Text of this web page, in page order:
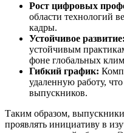
Рост цифровых
области технологий
кадры.
Устойчивое развитие:
устойчивым
фоне глобальных
Гибкий график:
удаленную работу,
выпускников.
Таким образом,
проявлять инициативу в